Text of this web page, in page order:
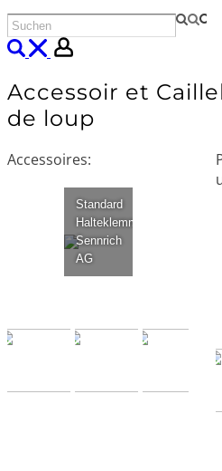
Accessoir et
de loup
Accessoires:
Standard
Halteklemme
Sennrich
AG